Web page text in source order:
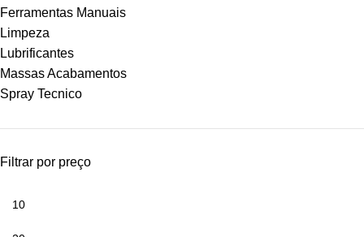
Ferramentas Manuais
Limpeza
Lubrificantes
Massas Acabamentos
Spray Tecnico
Filtrar por preço